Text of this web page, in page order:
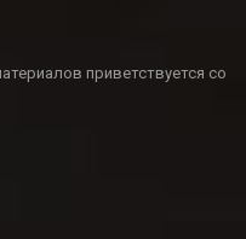
приветствуется со